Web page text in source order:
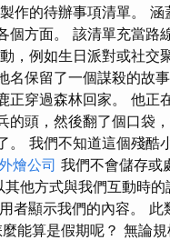
作的待辦事項清單。
方面。 該清單充當路
，例如生日派對或社交
名保留了一個謀殺的故
穿過森林回家。 他正
頭，然後翻了個口袋，
我們不知道這個殘酷
燴公司 我們不會儲存或
他方式與我們互動時
者顯示我們的內容。 此
能算是假期呢？ 無論